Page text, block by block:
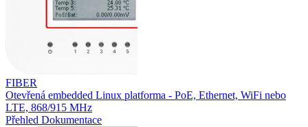
FIBER
Otevřená embedded Linux platforma - PoE, Ethernet, WiFi nebo
LTE, 868/915 MHz
Přehled Dokumentace